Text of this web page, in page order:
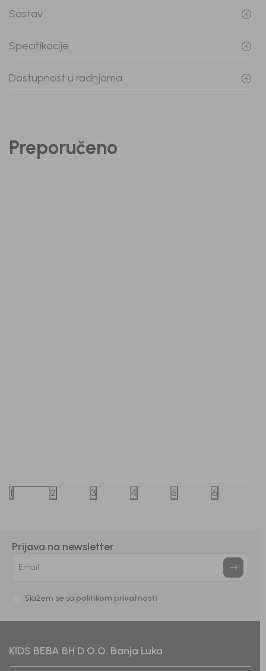
Sastav
Specifikacije
Dostupnost u radnjama
Preporučeno
KM
DODAJ U KORPU
1 2 3 4 5 6
Prijava na newsletter
Email
Slažem se sa politikom privatnosti
KIDS BEBA BH D.O.O. Banja Luka